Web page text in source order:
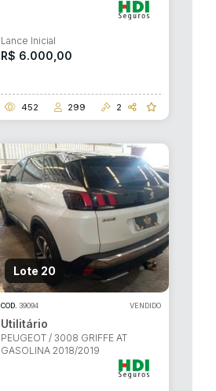
Lance Inicial
R$ 6.000,00
452 299 2
Lote 20
COD. 39094 VENDIDO
Utilitário
PEUGEOT / 3008 GRIFFE AT
GASOLINA 2018/2019